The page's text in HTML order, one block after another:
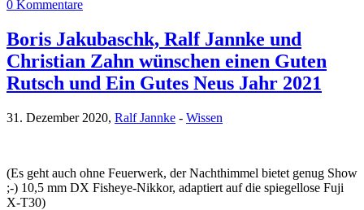
0 Kommentare
Boris Jakubaschk, Ralf Jannke und
Christian Zahn wünschen einen Guten
Rutsch und Ein Gutes Neus Jahr 2021
31. Dezember 2020, Ralf Jannke - Wissen
(Es geht auch ohne Feuerwerk, der Nachthimmel bietet genug Show
;-) 10,5 mm DX Fisheye-Nikkor, adaptiert auf die spiegellose Fuji
X-T30)